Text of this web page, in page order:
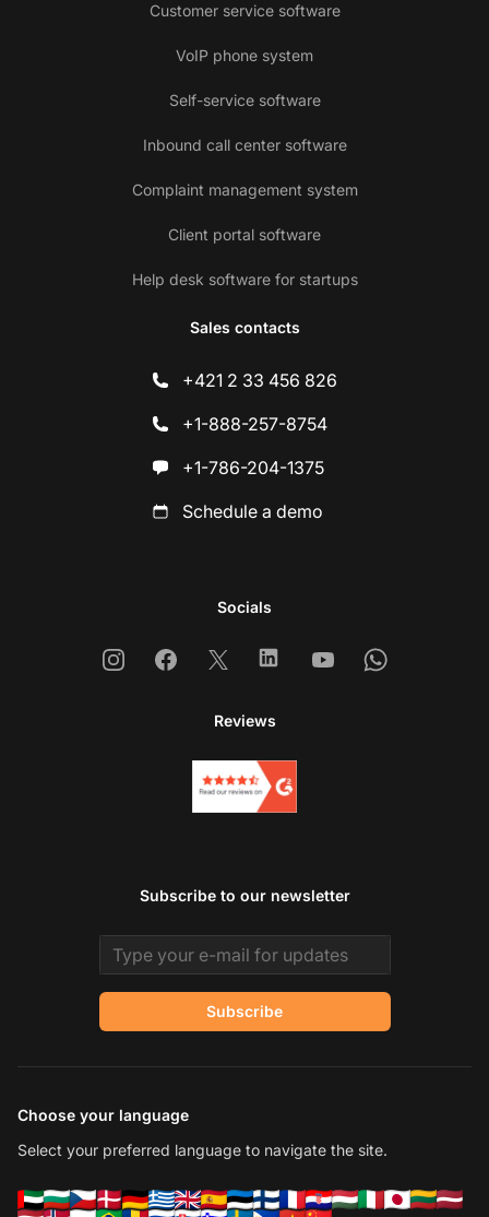
Customer service software
VoIP phone system
Self-service software
Inbound call center software
Complaint management system
Client portal software
Help desk software for startups
Sales contacts
+421 2 33 456 826
+1-888-257-8754
+1-786-204-1375
Schedule a demo
Socials
InstagramFacebook
X LinkedinYoutubeWhatsapp
Reviews
Subscribe to our newsletter
Email address
Subscribe
Choose your language
Select your preferred language to navigate the site.